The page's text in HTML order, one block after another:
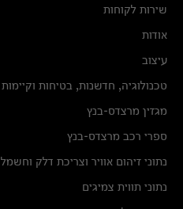
שירות לקוחות
אודות
עיצוב
טכנולוגיה, חדשנות, בטיחות וקיימות
מגזין מרצדס-בנץ
ספרי רכב מרצדס-בנץ
נתוני זיהום אוויר וצריכת דלק וחשמל
נתוני תווית צמיגים